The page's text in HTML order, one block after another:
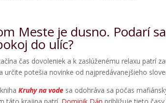
Meste je dusno. Podarí
do ulíc?
čas dovoleniek a k zaslúženému relaxu patrí
určite potešia novinke od najpredávanejšieho
Kruhy na vode sa odohráva sa počas